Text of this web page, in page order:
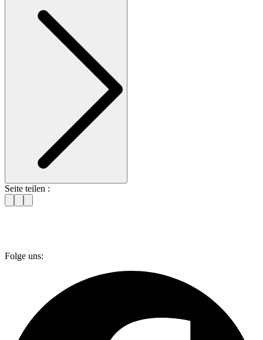
Seite teilen :
Folge uns: